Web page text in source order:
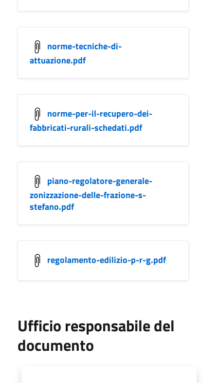
norme-tecniche-di-
attuazione.pdf
norme-per-il-recupero-dei-
fabbricati-rurali-schedati.pdf
piano-regolatore-generale-
zonizzazione-delle-frazione-s-
stefano.pdf
regolamento-edilizio-p-r-g.pdf
Ufficio responsabile del
documento